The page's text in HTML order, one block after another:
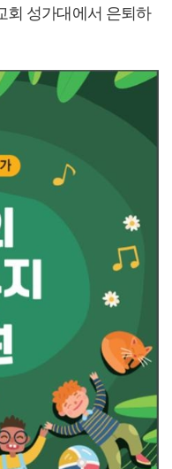
회 성가대에서 은퇴하